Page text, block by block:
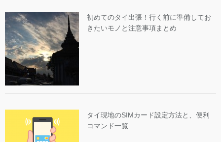
初めてのタイ出張！行く前に準備してお
きたいモノと注意事項まとめ
タイ現地のSIMカード設定方法と、便利
コマンド一覧